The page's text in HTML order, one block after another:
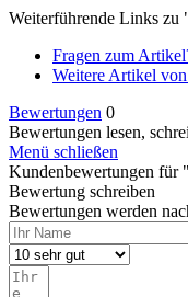
Weiterführende Links
Fragen zum
Weitere Artikel
Bewertungen 0
Bewertungen lesen,
Menü schließen
Kundenbewertungen für
Bewertung schreiben
Bewertungen werden